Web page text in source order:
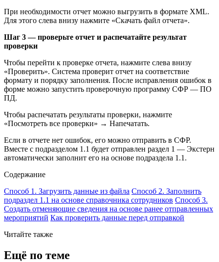
При необходимости отчет можно выгрузить в формате XML.
Для этого слева внизу нажмите «Скачать файл отчета».
Шаг 3 — проверьте отчет и распечатайте результат
проверки
Чтобы перейти к проверке отчета, нажмите слева внизу
«Проверить». Система проверит отчет на соответствие
формату и порядку заполнения. После исправления ошибок в
форме можно запустить проверочную программу СФР — ПО
ПД.
Чтобы распечатать результаты проверки, нажмите
«Посмотреть все проверки» → Напечатать.
Если в отчете нет ошибок, его можно отправить в СФР.
Вместе с подразделом 1.1 будет отправлен раздел 1 — Экстерн
автоматически заполнит его на основе подраздела 1.1.
Содержание
Способ 1. Загрузить данные из файла Способ 2. Заполнить
подраздел 1.1 на основе справочника сотрудников Способ 3.
Создать отменяющие сведения на основе ранее отправленных
мероприятий Как проверить данные перед отправкой
Читайте также
Ещё по теме